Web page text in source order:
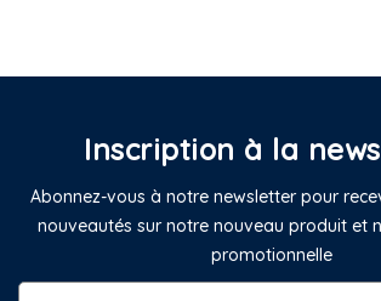
Inscription à la
Abonnez-vous à notre newsletter pour
nouveautés sur notre nouveau produit et
promotionnelle